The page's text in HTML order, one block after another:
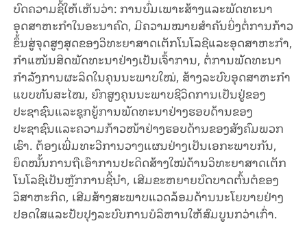
ບົດຄວາມຊີ້ໃຫ້ເຫັນວ່າ: ການບົ່ມເພາະສ້າງແລະພັດທະນາ
ອຸດສາຫະກຳໃນອະນາຄົດ, ມີຄວາມໝາຍສຳຄັນຍິ່ງຕໍ່ການກ້າວ
ຂຶ້ນສູ່ຈຸດສູງສຸດຂອງວິທະຍາສາດເຕັກໂນໂລຊີແລະອຸດສາຫະກຳ,
ກຳແໜ້ນສິດພັດທະນາຢ່າງເປັນເຈົ້າການ, ຕໍ່ການພັດທະນາ
ກຳລັງການຜະລິດໃນຄຸນນະພາບໃໝ່, ສ້າງລະບົບອຸດສາຫະກຳ
ແບບທັນສະໄໝ, ຍົກສູງຄຸນນະພາບຊີວິດການເປັນຢູ່ຂອງ
ປະຊາຊົນແລະຊຸກຍູ້ການພັດທະນາຢ່າງຮອບດ້ານຂອງ
ປະຊາຊົນແລະຄວາມກ້າວໜ້າຢ່າງຮອບດ້ານຂອງສັງຄົມພວກ
ເຮົາ. ຕ້ອງເພີ່ມທະວີການວາງແຜນຢ່າງເປັນເອກະພາບກັນ,
ຍຶດໝັ້ນການຖືເອົາການປະດິດສ້າງໃໝ່ດ້ານວິທະຍາສາດເຕັກ
ໂນໂລຊີເປັນຫຼັກການຊີ້ນຳ, ເສີມຂະຫຍາຍບົດບາດຕົ້ນຕໍຂອງ
ວິສາຫະກິດ, ເສີມສ້າງສະພາບແວດລ້ອມດ້ານນະໂຍບາຍຢ່າງ
ປອດໃສແລະປັບປຸງລະບົບການບໍລິຫານໃຫ້ສົມບູນກວ່າເກົ່າ.